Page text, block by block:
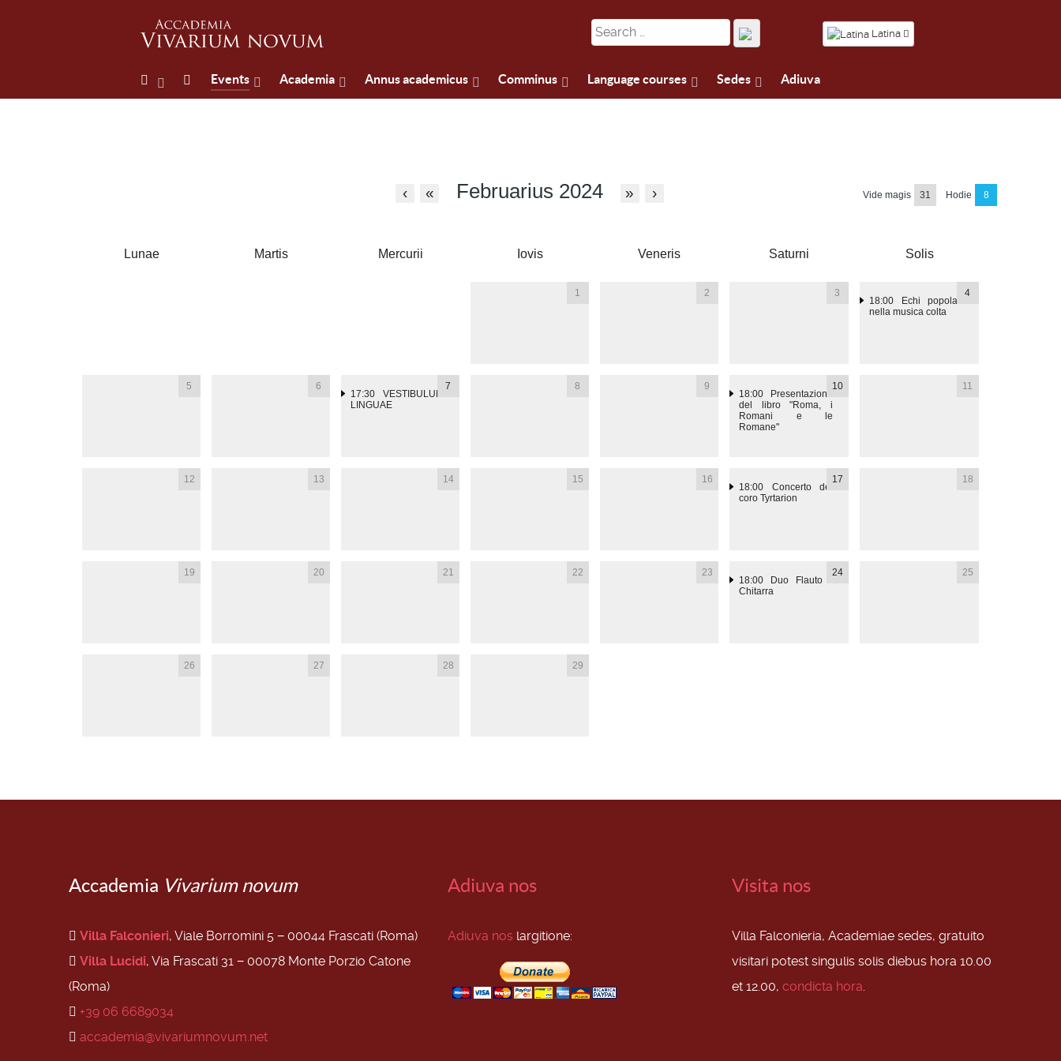
Latina
Events Academia Annus academicus Comminus Language courses Sedes Adiuva
‹ « Februarius 2024 » › Vide magis 31 Hodie 8
Lunae Martis Mercurii Iovis Veneris Saturni Solis
1 2 3 4
18:00
Echi popolari
nella musica colta
5 6 7
17:30
VESTIBULUM
LINGUAE
8 9 10
18:00
Presentazione
del libro "Roma, i
Romani e le
Romane"
11
12 13 14 15 16 17
18:00
Concerto del
coro Tyrtarion
18
19 20 21 22 23 24
18:00
Duo Flauto -
Chitarra
25
26 27 28 29
Accademia Vivarium novum
Villa Falconieri, Viale Borromini 5 − 00044 Frascati (Roma)
Villa Lucidi, Via Frascati 31 − 00078 Monte Porzio Catone
(Roma)
+39 06 6689034
accademia@vivariumnovum.net
Adiuva nos
Adiuva nos largitione:
Visita nos
Villa Falconieria, Academiae sedes, gratuito
visitari potest singulis solis diebus hora 10.00
et 12.00, condicta hora.